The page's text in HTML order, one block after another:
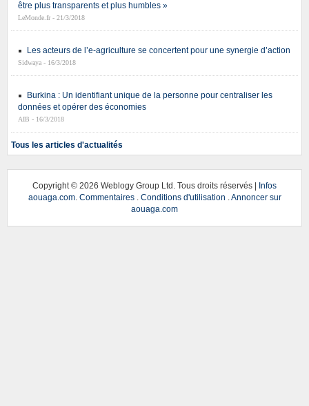
être plus transparents et plus humbles »
LeMonde.fr - 21/3/2018
Les acteurs de l’e-agriculture se concertent pour une synergie d’action
Sidwaya - 16/3/2018
Burkina : Un identifiant unique de la personne pour centraliser les
données et opérer des économies
AIB - 16/3/2018
Tous les articles d'actualités
Copyright © 2026 Weblogy Group Ltd. Tous droits réservés |
Infos
aouaga.com. Commentaires. Conditions d'utilisation .Annoncer sur
aouaga.com